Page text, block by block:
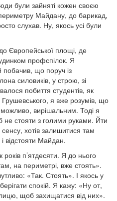
були зайняті кожен своєю
Майдану, до барикад,
слухав. Ну, якось усі були
Європейської площі, де
профспілок. Я
побачив, що поруч із
силовиків, у строю, зі
побиття студентів, як
я вже розумів, що
вирішальним. Тоді я
не стояти з голими руками. Йти
хотів залишитися там
відстояти Майдан.
п’ятдесяти. Я до нього
на периметрі, вже стоять».
«Так. Стоять». І якось у
спокій. Я кажу: «Ну от,
щоб захищатися від них».